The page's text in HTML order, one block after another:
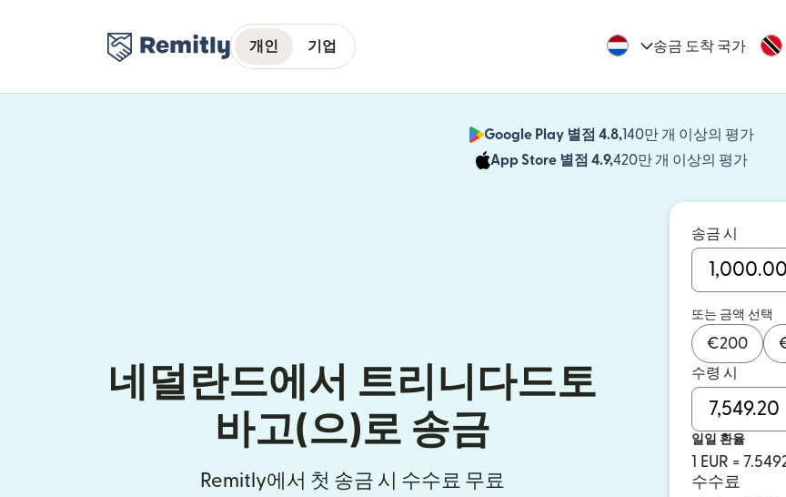
개인 기업 송금 도착 국가
Google Play 별점 4.8,140만 개 이상의 평가
App Store 별점 4.9,420만 개 이상의 평가
네덜란드에서 트리니다드토
바고(으)로 송금
Remitly에서 첫 송금 시 수수료 무료
송금 시
또는 금액 선택
€200
수령 시
일일 환율
1 EUR =
수수료